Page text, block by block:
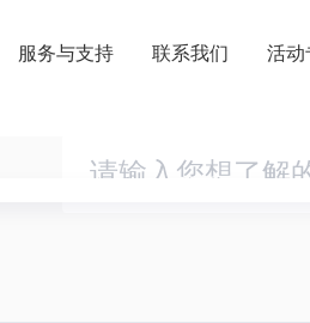
服务与支持 联系我们 活动